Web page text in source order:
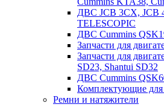
ДВС JCB 3CX, JCB
TELESCOPIC
ДВС Cummins
Запчасти для
Запчасти для
SD23, Shantui SD32
ДВС Cummins
Комплектующие для
Ремни и натяжители